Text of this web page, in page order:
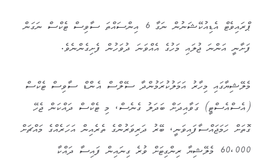
ޕްރައިވެޓް އެޑިއުކޭޝަނުން ނަގާ 6 އިންސައްތަ ސާވިސް ޓެކްސް ނަގަން
ފަށާނީ އަންނަ ޖުލައި މަހުގެ އެއްވަނަ ދުވަހުން ފެށިގެންނެވެ.
މެލޭޝިޔާގައި މިހާރު އަމަލުކުރަމުންދާ ސޭލްސް އެންޑް ސާވިސް ޓެކްސް
(އެސްއެސްޓީ) ގަވާއިދަށް ބަދަލު ގެނެސް، މި ޓެކްސް ދައްކަން ޖެހޭ
ގޮތަށް ހަމަޖައްސާފައިވަނީ، ބޭރު ދަރިވަރުންގެ ތެރެއިން އަހަރެއްގެ މައްޗަށް
60،000 މެލޭޝިޔާ ރިންގިޓަށް ވުރެ ގިނައިން ފައިސާ ދައްކާ